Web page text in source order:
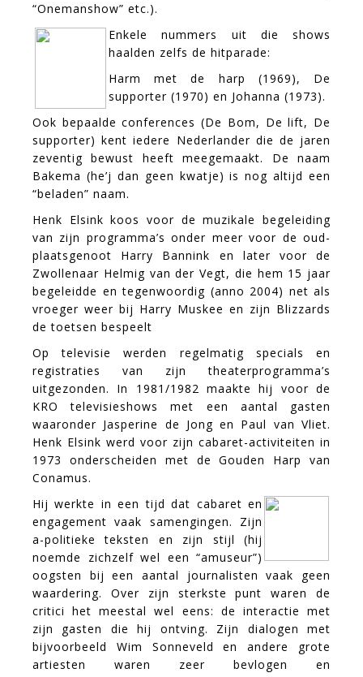
“Onemanshow” etc.).
Enkele nummers uit die shows
haalden zelfs de hitparade:
Harm met de harp (1969), De
supporter (1970) en Johanna (1973).
Ook bepaalde conferences (De Bom, De lift, De
supporter) kent iedere Nederlander die de jaren
zeventig bewust heeft meegemaakt. De naam
Bakema (he’j dan geen kwatje) is nog altijd een
“beladen” naam.
Henk Elsink koos voor de muzikale begeleiding
van zijn programma’s onder meer voor de oud-
plaatsgenoot Harry Bannink en later voor de
Zwollenaar Helmig van der Vegt, die hem 15 jaar
begeleidde en tegenwoordig (anno 2004) net als
vroeger weer bij Harry Muskee en zijn Blizzards
de toetsen bespeelt
Op televisie werden regelmatig specials en
registraties van zijn theaterprogramma’s
uitgezonden. In 1981/1982 maakte hij voor de
KRO televisieshows met een aantal gasten
waaronder Jasperine de Jong en Paul van Vliet.
Henk Elsink werd voor zijn cabaret-activiteiten in
1973 onderscheiden met de Gouden Harp van
Conamus.
Hij werkte in een tijd dat cabaret en
engagement vaak samengingen. Zijn
a-politieke teksten en zijn stijl (hij
noemde zichzelf wel een “amuseur”)
oogsten bij een aantal journalisten vaak geen
waardering. Over zijn sterkste punt waren de
critici het meestal wel eens: de interactie met
zijn gasten die hij ontving. Zijn dialogen met
bijvoorbeeld Wim Sonneveld en andere grote
artiesten waren zeer bevlogen en